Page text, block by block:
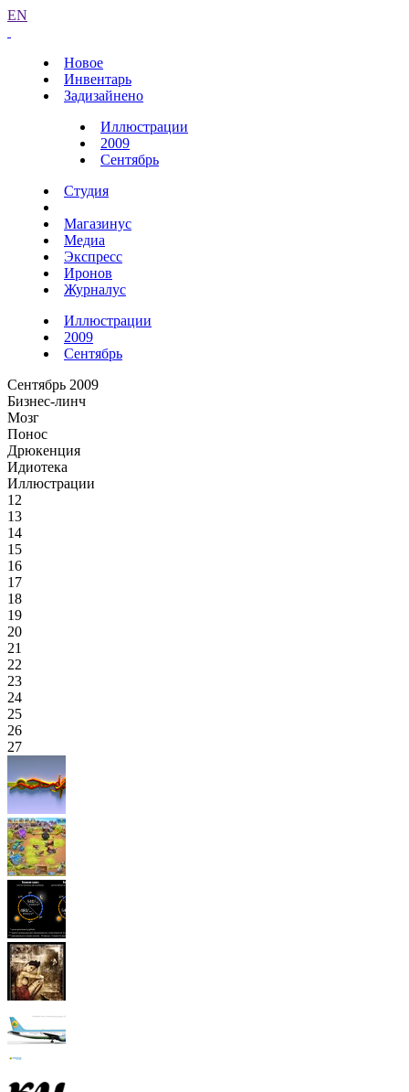
EN
Новое
Инвентарь
Задизайнено
Иллюстрации
2009
Сентябрь
Студия
Магазинус
Медиа
Экспресс
Иронов
Журналус
Иллюстрации
2009
Сентябрь
Сентябрь 2009
Бизнес-линч
Мозг
Понос
Дрюкенция
Идиотека
Иллюстрации
12
13
14
15
16
17
18
19
20
21
22
23
24
25
26
27